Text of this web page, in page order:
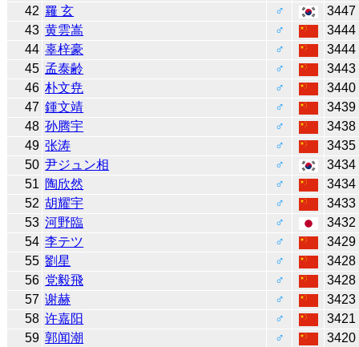
42 羅 玄 ♂
3447
43 黄雲嵩 ♂
3444
44 辜梓豪 ♂
3444
45 孟泰齢 ♂
3443
46 朴文尭 ♂
3440
47 鍾文靖 ♂
3439
48 孙腾宇 ♂
3438
49 张涛 ♂
3435
50 尹ジュン相 ♂
3434
51 陶欣然 ♂
3434
52 胡耀宇 ♂
3433
53 河野臨 ♂
3432
54 李テツ ♂
3429
55 劉星 ♂
3428
56 党毅飛 ♂
3428
57 谢赫 ♂
3423
58 许嘉阳 ♂
3421
59 郭闻潮 ♂
3420